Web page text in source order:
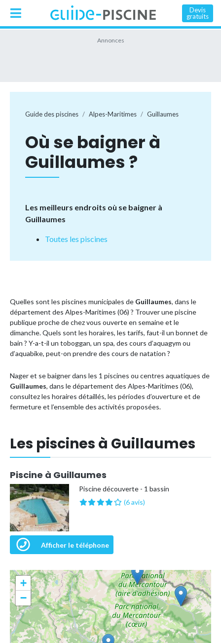
Devis
gratuits
Guide des piscines Alpes-Maritimes Guillaumes
Où se baigner à
Guillaumes ?
Les meilleurs endroits où se baigner à
Guillaumes
Toutes les piscines
Quelles sont les piscines municipales de Guillaumes, dans le
département des Alpes-Maritimes (06) ? Trouver une piscine
publique proche de chez vous ouverte en semaine et le
dimanche. Quels sont les horaires, les tarifs, faut-il un bonnet de
bain ? Y-a-t-il un toboggan, un spa, des cours d’aquagym ou
d’aquabike, peut-on prendre des cours de natation ?
Nager et se baigner dans les 1 piscines ou centres aquatiques de
Guillaumes, dans le département des Alpes-Maritimes (06),
consultez les horaires détaillés, les périodes d’ouverture et de
fermeture et l’ensemble des activités proposées.
Les piscines à Guillaumes
Piscine à Guillaumes
Piscine découverte - 1 bassin
(6 avis)
Afficher le téléphone
+
−